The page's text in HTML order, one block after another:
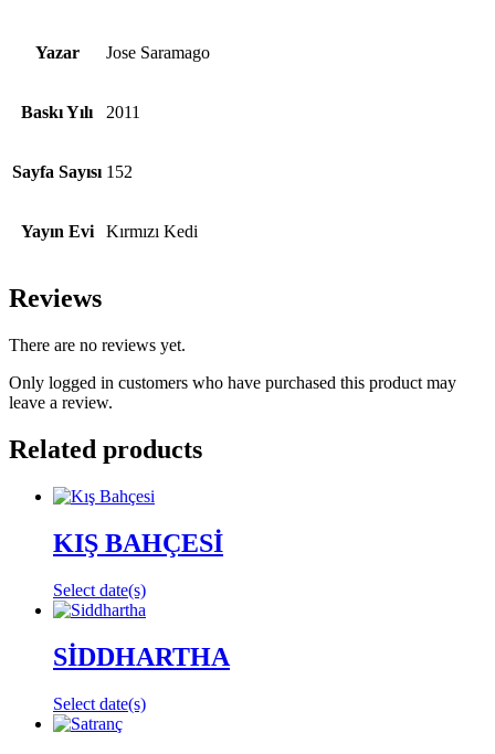
Yazar Jose Saramago
Baskı Yılı 2011
Sayfa Sayısı 152
Yayın Evi Kırmızı Kedi
Reviews
There are no reviews yet.
Only logged in customers who have purchased this product may
leave a review.
Related products
KIŞ BAHÇESİ
Select date(s)
SİDDHARTHA
Select date(s)